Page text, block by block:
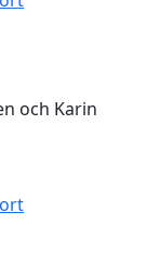
och Karin